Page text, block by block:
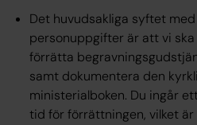
Det huvudsakliga syftet
personuppgifter är att vi
förrätta
samt dokumentera den
ministerialboken. Du ingår
tid för förrättningen, vilket